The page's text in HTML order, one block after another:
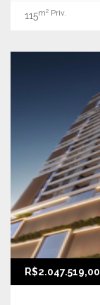
115m² Priv.
R$2.047.519,00